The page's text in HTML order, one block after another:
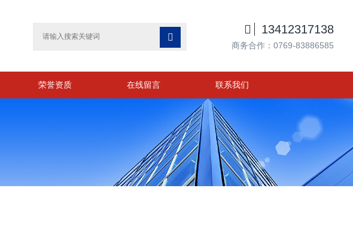

 13412317138
商务合作：0769-83886585
荣誉资质 在线留言 联系我们